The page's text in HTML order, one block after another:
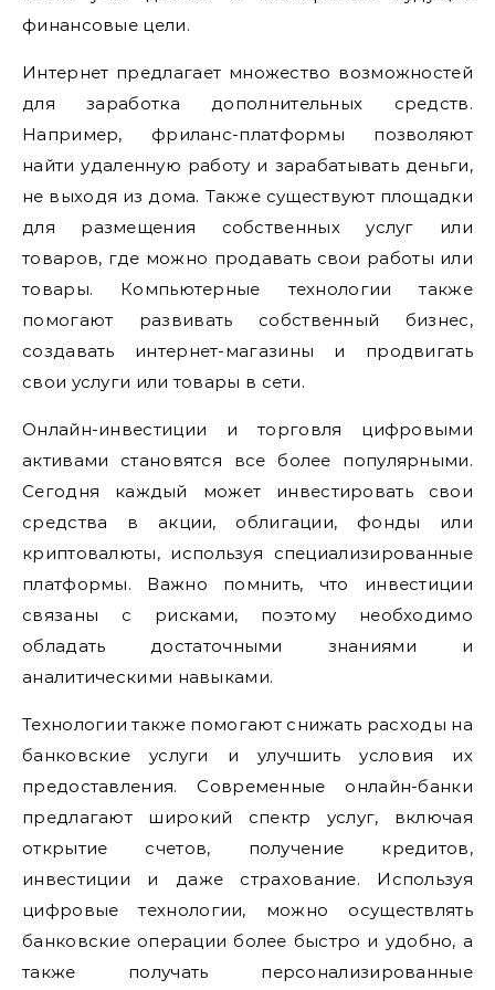
финансовые цели.
Интернет предлагает множество возможностей
для заработка дополнительных средств.
Например, фриланс-платформы позволяют
найти удаленную работу и зарабатывать деньги,
не выходя из дома. Также существуют площадки
для размещения собственных услуг или
товаров, где можно продавать свои работы или
товары. Компьютерные технологии также
помогают развивать собственный бизнес,
создавать интернет-магазины и продвигать
свои услуги или товары в сети.
Онлайн-инвестиции и торговля цифровыми
активами становятся все более популярными.
Сегодня каждый может инвестировать свои
средства в акции, облигации, фонды или
криптовалюты, используя специализированные
платформы. Важно помнить, что инвестиции
связаны с рисками, поэтому необходимо
обладать достаточными знаниями и
аналитическими навыками.
Технологии также помогают снижать расходы на
банковские услуги и улучшить условия их
предоставления. Современные онлайн-банки
предлагают широкий спектр услуг, включая
открытие счетов, получение кредитов,
инвестиции и даже страхование. Используя
цифровые технологии, можно осуществлять
банковские операции более быстро и удобно, а
также получать персонализированные